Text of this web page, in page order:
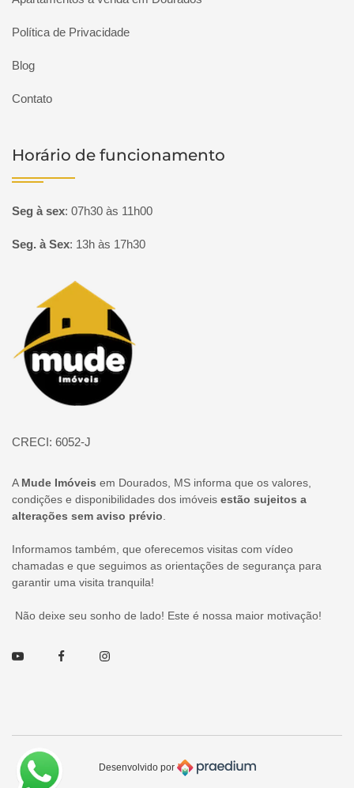
Política de Privacidade
Blog
Contato
Horário de funcionamento
Seg à sex: 07h30 às 11h00
Seg. à Sex: 13h às 17h30
Página inicial
CRECI: 6052-J
A Mude Imóveis em Dourados, MS informa que os valores,
condições e disponibilidades dos imóveis estão sujeitos a
alterações sem aviso prévio
Informamos também, que oferecemos visitas com vídeo
chamadas e que seguimos as orientações de segurança para
garantir uma visita tranquila!
Não deixe seu sonho de lado! Este é nossa maior motivação!
Youtube FacebookInstagram
Desenvolvido por